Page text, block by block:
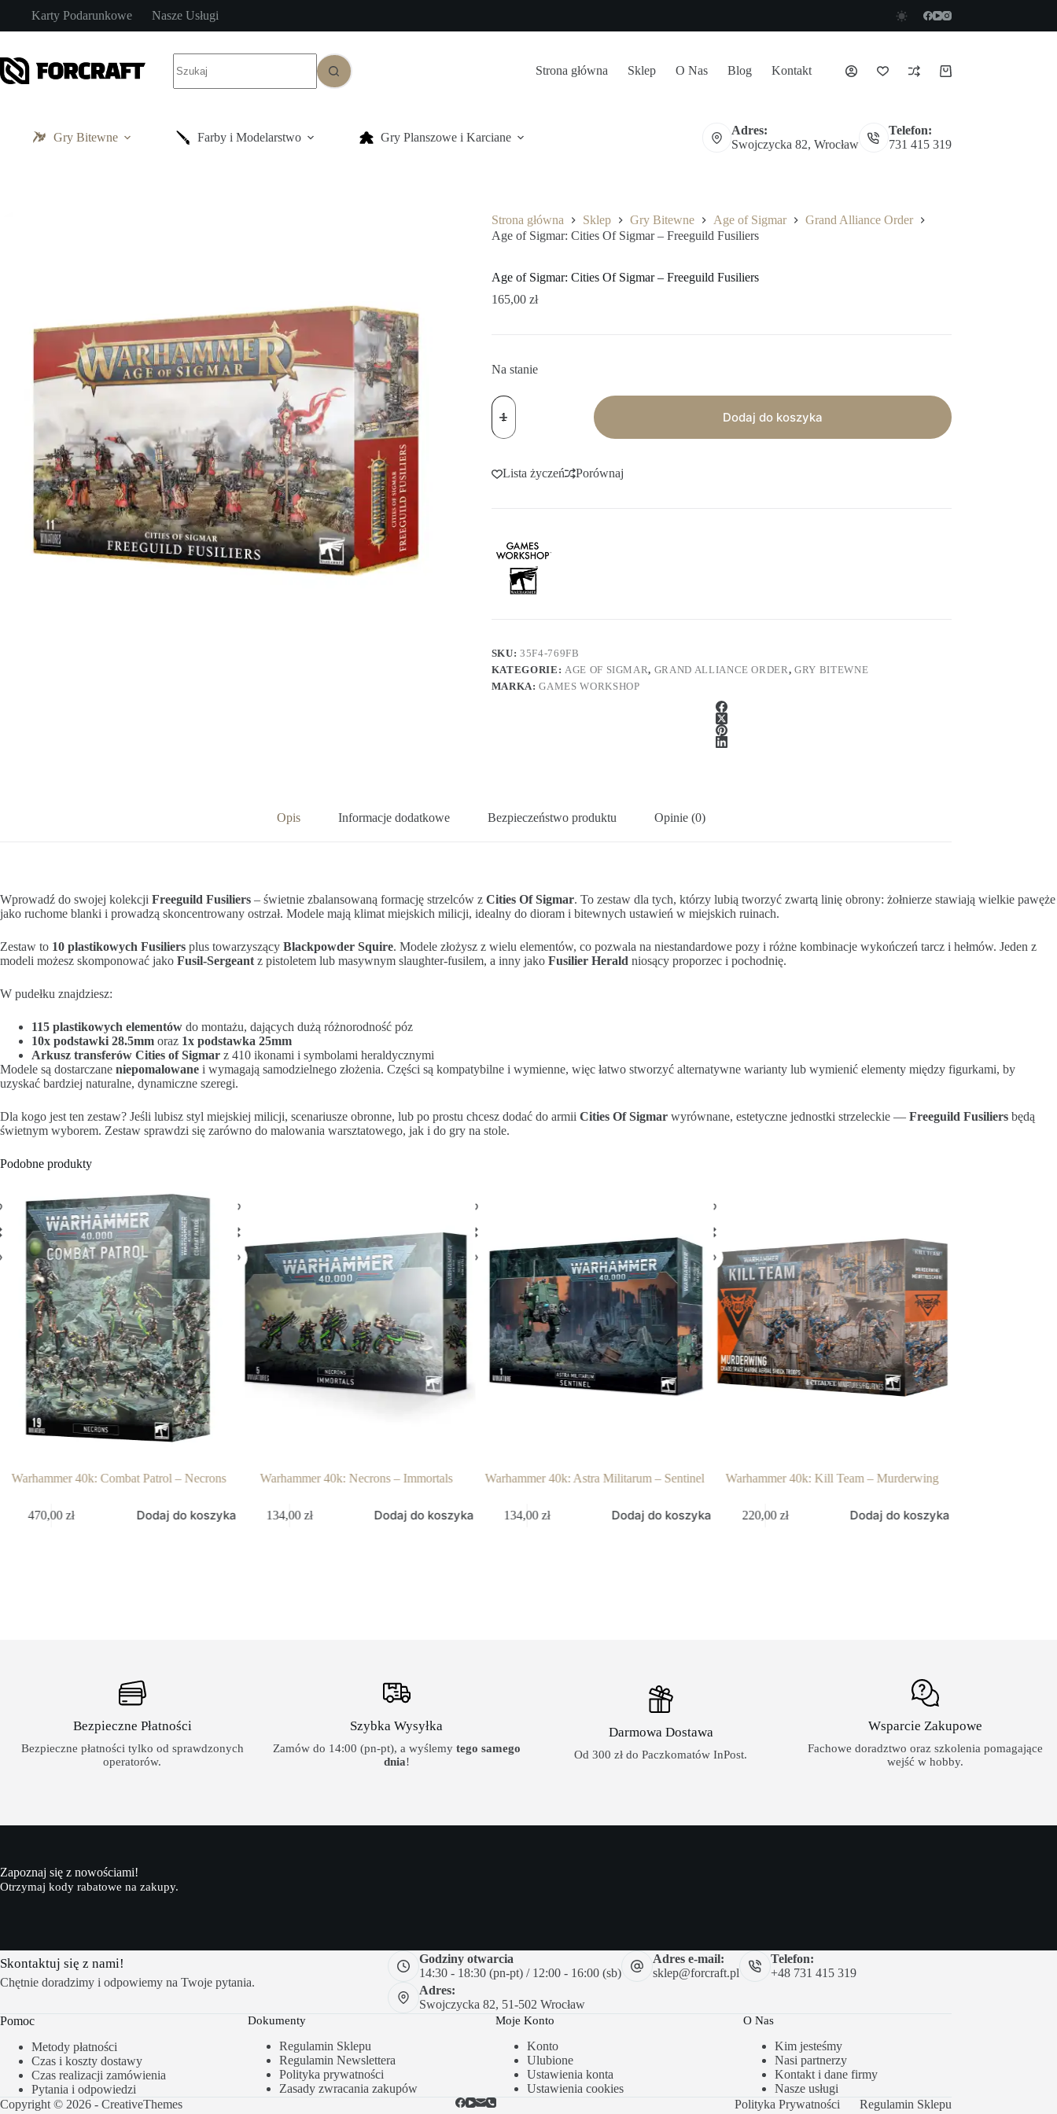
treści
Karty Podarunkowe Nasze Usługi
wyników
Strona główna Sklep O Nas Blog Kontakt Koszyk
Gry Bitewne Farby i Modelarstwo Gry Planszowe i Karciane
Adres:
Swojczycka 82, Wrocław
Telefon:
731 415 319
Strona główna Sklep Gry Bitewne Age of Sigmar
Grand Alliance Order
Age of Sigmar: Cities Of Sigmar – Freeguild Fusiliers
Age of Sigmar: Cities Of Sigmar – Freeguild Fusiliers
165,00 zł
Na stanie
ilość
Age
of
Sigmar:
Of
Sigmar
Dodaj do koszyka
Lista życzeń Porównaj
SKU:35F4-769FB
KATEGORIE: AGE OF SIGMAR, GRAND ALLIANCE ORDER,GRY BITEWNE
MARKA:GAMES WORKSHOP
Opis Informacje dodatkowe Bezpieczeństwo produktu Opinie (0)
Wprowadź do swojej kolekcji Freeguild Fusiliers – świetnie zbalansowaną formację strzelców z Cities Of Sigmar. To zestaw dla tych, którzy lubią tworzyć zwartą linię obrony: żołnierze stawiają wielkie pawęże
jako ruchome blanki i prowadzą skoncentrowany ostrzał. Modele mają klimat miejskich milicji, idealny do dioram i bitewnych ustawień w miejskich ruinach.
Zestaw to 10 plastikowych Fusiliers plus towarzyszący Blackpowder Squire. Modele złożysz z wielu elementów, co pozwala na niestandardowe pozy i różne kombinacje wykończeń tarcz i hełmów. Jeden z
modeli możesz skomponować jako Fusil-Sergeant z pistoletem lub masywnym slaughter-fusilem, a inny jako Fusilier Herald niosący proporzec i pochodnię.
W pudełku znajdziesz:
115 plastikowych elementów do montażu, dających dużą różnorodność póz
10x podstawki 28.5mm oraz 1x podstawka 25mm
Arkusz transferów Cities of Sigmar z 410 ikonami i symbolami heraldycznymi
Modele są dostarczane niepomalowane i wymagają samodzielnego złożenia. Części są kompatybilne i wymienne, więc łatwo stworzyć alternatywne warianty lub wymienić elementy między figurkami, by
uzyskać bardziej naturalne, dynamiczne szeregi.
Dla kogo jest ten zestaw? Jeśli lubisz styl miejskiej milicji, scenariusze obronne, lub po prostu chcesz dodać do armii Cities Of Sigmar wyrównane, estetyczne jednostki strzeleckie — Freeguild Fusiliers będą
świetnym wyborem. Zestaw sprawdzi się zarówno do malowania warsztatowego, jak i do gry na stole.
Podobne produkty
Warhammer 40k: Combat Patrol – Necrons
470,00zł Dodaj do koszyka
Warhammer 40k: Necrons – Immortals
134,00 zł Dodaj do koszyka
Warhammer 40k: Astra Militarum – Sentinel
134,00 zł Dodaj do koszyka
Warhammer 40k: Kill Team – Murderwing
220,00 zł Dodaj do koszyka
Bezpieczne Płatności
Bezpieczne płatności tylko od sprawdzonych
operatorów.
Szybka Wysyłka
Zamów do 14:00 (pn-pt), a wyślemy tego samego
dnia!
Darmowa Dostawa
Od 300 zł do Paczkomatów InPost.
Wsparcie Zakupowe
Fachowe doradztwo oraz szkolenia pomagające
wejść w hobby.
Zapoznaj się z nowościami!
Otrzymaj kody rabatowe na zakupy.
Skontaktuj się z nami!
Chętnie doradzimy i odpowiemy na Twoje pytania.
Godziny otwarcia
14:30 - 18:30 (pn-pt) / 12:00 - 16:00 (sb)
Adres e-mail:
sklep@forcraft.pl
Telefon:
+48 731 415 319
Adres:
Swojczycka 82, 51-502 Wrocław
Pomoc
Metody płatności
Czas i koszty dostawy
Czas realizacji zamówienia
Pytania i odpowiedzi
Dokumenty
Regulamin Sklepu
Regulamin Newslettera
Polityka prywatności
Zasady zwracania zakupów
Moje Konto
Konto
Ulubione
Ustawienia konta
Ustawienia cookies
O Nas
Kim jesteśmy
Nasi partnerzy
Kontakt i dane firmy
Nasze usługi
Copyright © 2026 - CreativeThemes Polityka Prywatności
Regulamin Sklepu